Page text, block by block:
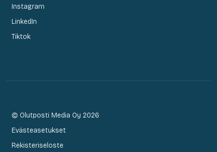
Instagram
LinkedIn
Tiktok
© Olutposti Media Oy 2026
Evästeasetukset
Rekisteriseloste